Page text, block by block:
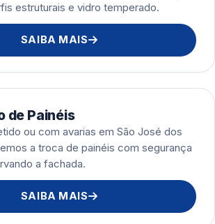
estruturais e vidro temperado.
SAIBA MAIS
de Painéis
ou com avarias em São José dos
a troca de painéis com segurança
a fachada.
SAIBA MAIS